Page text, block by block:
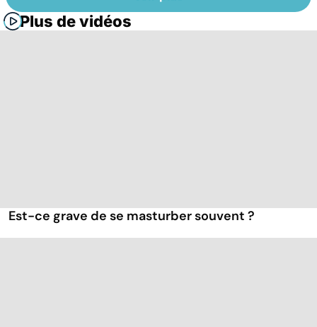
Plus de vidéos
Est-ce grave de se masturber souvent ?